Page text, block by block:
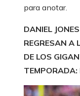
para anotar.
DANIEL
REGRESAN A
DE LOS
TEMPORADA: